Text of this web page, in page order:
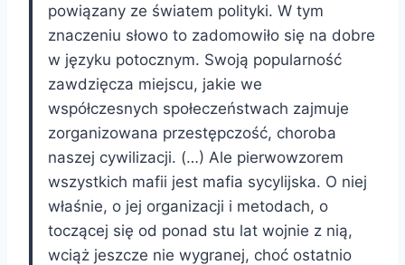
powiązany ze światem polityki. W tym
znaczeniu słowo to zadomowiło się na dobre
w języku potocznym. Swoją popularność
zawdzięcza miejscu, jakie we
współczesnych społeczeństwach zajmuje
zorganizowana przestępczość, choroba
naszej cywilizacji. (…) Ale pierwowzorem
wszystkich mafii jest mafia sycylijska. O niej
właśnie, o jej organizacji i metodach, o
toczącej się od ponad stu lat wojnie z nią,
wciąż jeszcze nie wygranej, choć ostatnio